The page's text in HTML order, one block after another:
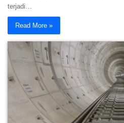
terjadi…
Read More »